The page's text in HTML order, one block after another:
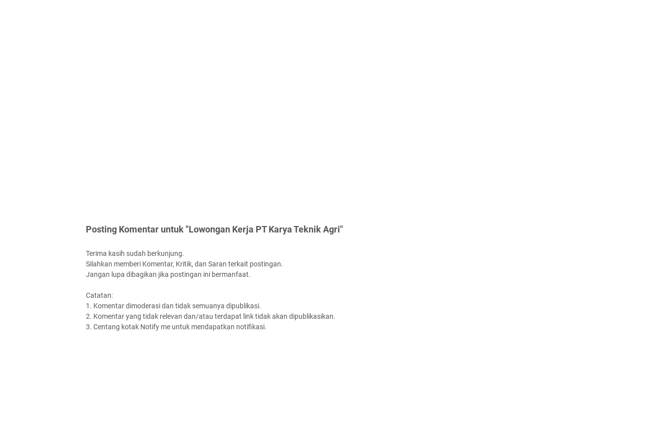
Posting Komentar untuk "Lowongan Kerja PT Karya Teknik Agri"
Terima kasih sudah berkunjung.
Silahkan memberi Komentar, Kritik, dan Saran terkait postingan.
Jangan lupa dibagikan jika postingan ini bermanfaat.
Catatan:
1. Komentar dimoderasi dan tidak semuanya dipublikasi.
2. Komentar yang tidak relevan dan/atau terdapat link tidak akan dipublikasikan.
3. Centang kotak Notify me untuk mendapatkan notifikasi.